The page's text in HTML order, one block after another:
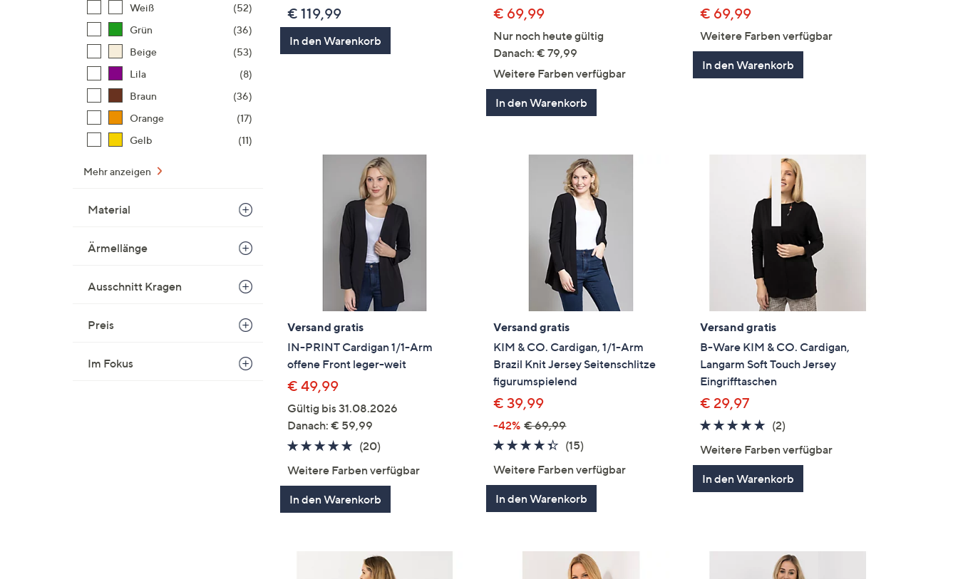
Weiß
(52)
Grün
(36)
Beige
(53)
Lila
(8)
Braun
(36)
Orange
(17)
Gelb
(11)
Mehr anzeigen
Material
Ärmellänge
Ausschnitt Kragen
Preis
Im Fokus
€ 119,99
In den Warenkorb
€ 69,99
Nur noch heute gültig
Danach: € 79,99
Weitere Farben verfügbar
In den Warenkorb
€ 69,99
Weitere Farben verfügbar
In den Warenkorb
Versand gratis
IN-PRINT Cardigan 1/1-Arm
offene Front leger-weit
€ 49,99
Gültig bis 31.08.2026
Danach: € 59,99
4.7
5
(20)20
Weitere Farben verfügbar
In den Warenkorb
Versand gratis
KIM & CO. Cardigan, 1/1-Arm
Brazil Knit Jersey Seitenschlitze
figurumspielend
€ 39,99
-42% € 69,99
4.3
5
(15)
Weitere Farben verfügbar
In den Warenkorb
Versand gratis
B-Ware KIM & CO. Cardigan,
Langarm Soft Touch Jersey
Eingrifftaschen
€ 29,97
5.0
5
(2)
Weitere Farben verfügbar
In den Warenkorb